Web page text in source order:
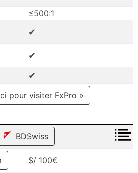
≤500:1
✔
✔
✔
pour visiter FxPro »
BDSwiss
$/ 100€